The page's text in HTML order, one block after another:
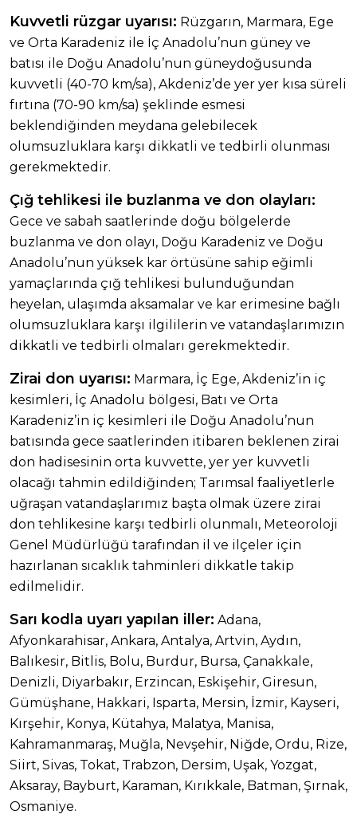
Kuvvetli rüzgar uyarısı: Rüzgarın, Marmara, Ege
ve Orta Karadeniz ile İç Anadolu’nun güney ve
batısı ile Doğu Anadolu’nun güneydoğusunda
kuvvetli (40-70 km/sa), Akdeniz’de yer yer kısa süreli
fırtına (70-90 km/sa) şeklinde esmesi
beklendiğinden meydana gelebilecek
olumsuzluklara karşı dikkatli ve tedbirli olunması
gerekmektedir.
Çığ tehlikesi ile buzlanma ve don olayları:
Gece ve sabah saatlerinde doğu bölgelerde
buzlanma ve don olayı, Doğu Karadeniz ve Doğu
Anadolu’nun yüksek kar örtüsüne sahip eğimli
yamaçlarında çığ tehlikesi bulunduğundan
heyelan, ulaşımda aksamalar ve kar erimesine bağlı
olumsuzluklara karşı ilgililerin ve vatandaşlarımızın
dikkatli ve tedbirli olmaları gerekmektedir.
Zirai don uyarısı: Marmara, İç Ege, Akdeniz’in iç
kesimleri, İç Anadolu bölgesi, Batı ve Orta
Karadeniz’in iç kesimleri ile Doğu Anadolu’nun
batısında gece saatlerinden itibaren beklenen zirai
don hadisesinin orta kuvvette, yer yer kuvvetli
olacağı tahmin edildiğinden; Tarımsal faaliyetlerle
uğraşan vatandaşlarımız başta olmak üzere zirai
don tehlikesine karşı tedbirli olunmalı, Meteoroloji
Genel Müdürlüğü tarafından il ve ilçeler için
hazırlanan sıcaklık tahminleri dikkatle takip
edilmelidir.
Sarı kodla uyarı yapılan iller: Adana,
Afyonkarahisar, Ankara, Antalya, Artvin, Aydın,
Balıkesir, Bitlis, Bolu, Burdur, Bursa, Çanakkale,
Denizli, Diyarbakır, Erzincan, Eskişehir, Giresun,
Gümüşhane, Hakkari, Isparta, Mersin, İzmir, Kayseri,
Kırşehir, Konya, Kütahya, Malatya, Manisa,
Kahramanmaraş, Muğla, Nevşehir, Niğde, Ordu, Rize,
Siirt, Sivas, Tokat, Trabzon, Dersim, Uşak, Yozgat,
Aksaray, Bayburt, Karaman, Kırıkkale, Batman, Şırnak,
Osmaniye.